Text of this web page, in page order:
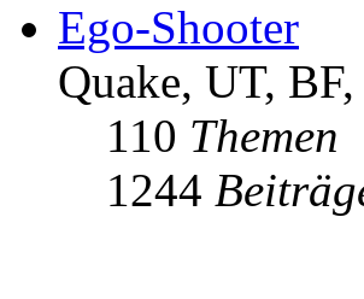
Ego-Shooter
Quake, UT,
110 Themen
1244